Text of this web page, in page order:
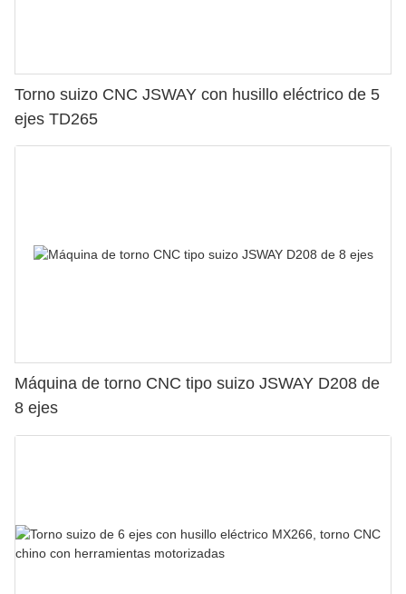
Torno suizo CNC JSWAY con husillo eléctrico de 5
ejes TD265
Máquina de torno CNC tipo suizo JSWAY D208 de
8 ejes